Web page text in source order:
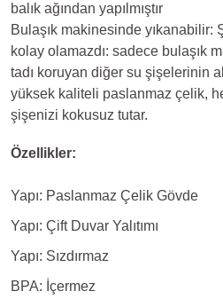
balık ağından yapılmıştır
Bulaşık makinesinde
kolay olamazdı: sadece bulaşık
tadı koruyan diğer su şişelerinin
yüksek kaliteli paslanmaz çelik,
şişenizi kokusuz tutar.
Özellikler:
Yapı: Paslanmaz Çelik Gövde
Yapı: Çift Duvar Yalıtımı
Yapı: Sızdırmaz
BPA: İçermez